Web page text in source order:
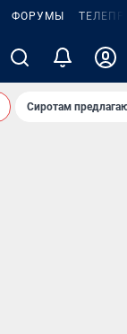
ФОРУМЫ
Сиротам